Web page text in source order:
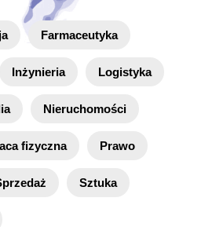
Farmaceutyka
Inżynieria Logistyka
Nieruchomości
fizyczna Prawo
Sztuka